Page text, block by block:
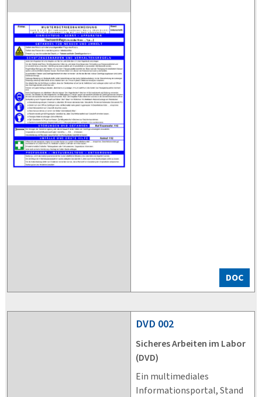
DOC
DVD 002
Sicheres Arbeiten im Labor
(DVD)
Ein multimediales
Informationsportal, Stand